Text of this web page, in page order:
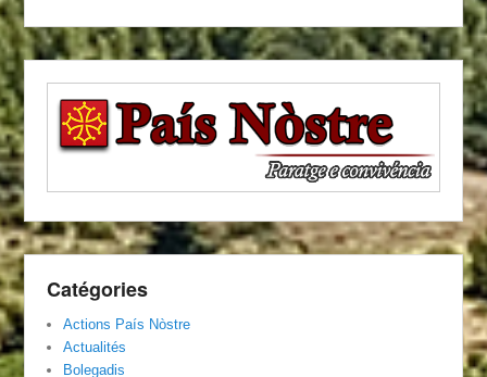
Catégories
Actions País Nòstre
Actualités
Bolegadis